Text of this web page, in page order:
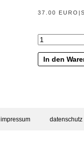
37.00
Menge
In den
impressum datenschutz